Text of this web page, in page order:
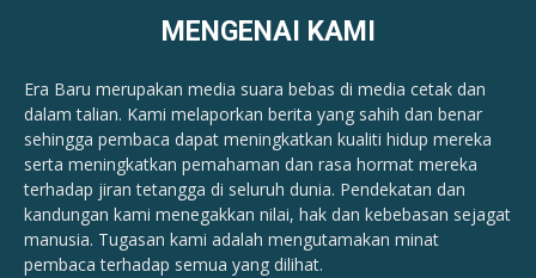
MENGENAI KAMI
Era Baru merupakan media suara bebas di media cetak dan
dalam talian. Kami melaporkan berita yang sahih dan benar ​​
sehingga pembaca dapat meningkatkan kualiti hidup mereka
serta meningkatkan pemahaman dan rasa hormat mereka
terhadap jiran tetangga di seluruh dunia. Pendekatan dan
kandungan kami menegakkan nilai, hak dan kebebasan sejagat
manusia. Tugasan kami adalah mengutamakan minat
pembaca terhadap semua yang dilihat.